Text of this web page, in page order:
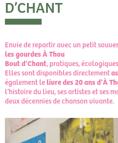
D’CHANT
Envie de repartir avec un petit
les gourdes À Thou
Bout d’Chant, pratiques,
Elles sont disponibles directement
également lelivre des 20 ans d’À
l’histoire du lieu, ses artistes et ses
deux décennies de chanson vivante.